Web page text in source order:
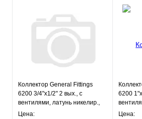
Коллектор General Fittings
6200 3/4"х1/2" 2 вых., c
вентилями, латунь никелир.,
синий регулятор
Цена:
6200
красный
Цена: